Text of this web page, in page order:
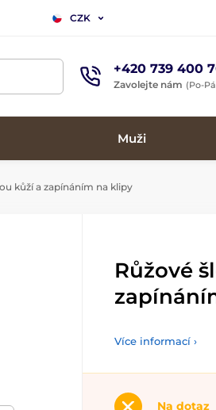
CZK
+420 739 400
Zavolejte nám (Po-
Muži
kůží a zapínáním na klipy
Růžové
Více informací ›
Na dotaz